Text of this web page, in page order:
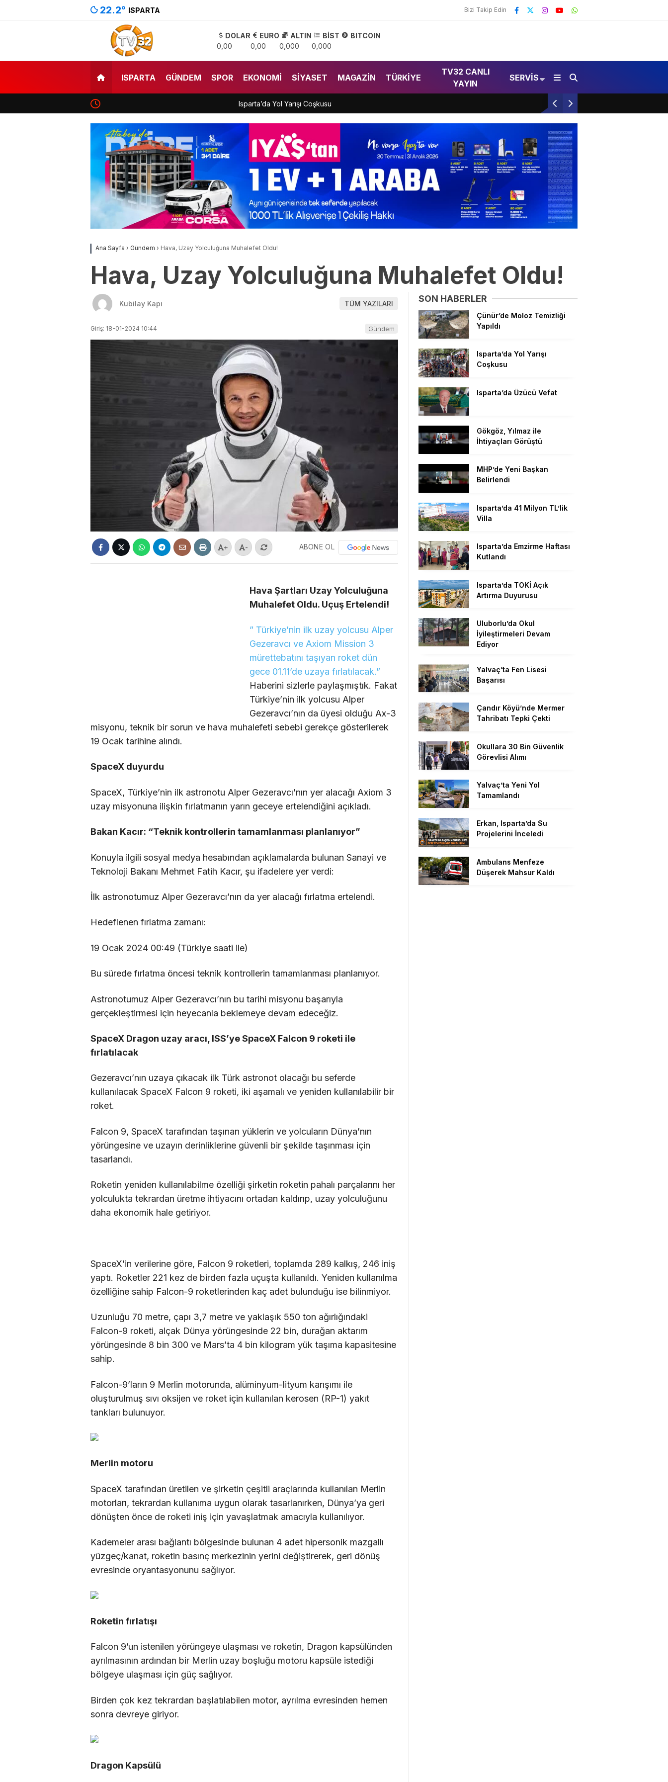
22.2° ISPARTA Bizi Takip Edin
DOLAR
0,00
EURO
0,00
ALTIN
0,000
BİST
0,000
BITCOIN
ISPARTA GÜNDEM SPOR EKONOMI SIYASET MAGAZIN TÜRKIYE
TV32 CANLI
YAYIN
SERVIS
Isparta’da Üzücü Vefat
Ana Sayfa › Gündem › Hava, Uzay Yolculuğuna Muhalefet Oldu!
Hava, Uzay Yolculuğuna Muhalefet Oldu!
Kubilay Kapı TÜM YAZILARI
Giriş: 18-01-2024 10:44 Gündem
+ - ABONE OL
Hava Şartları Uzay Yolculuğuna
Muhalefet Oldu. Uçuş Ertelendi!
” Türkiye’nin ilk uzay yolcusu Alper
Gezeravcı ve Axiom Mission 3
mürettebatını taşıyan roket dün
gece 01.11’de uzaya fırlatılacak.”
Haberini sizlerle paylaşmıştık. Fakat
Türkiye’nin ilk yolcusu Alper
Gezeravcı’nın da üyesi olduğu Ax-3
misyonu, teknik bir sorun ve hava muhalefeti sebebi gerekçe gösterilerek
19 Ocak tarihine alındı.
SpaceX duyurdu
SpaceX, Türkiye’nin ilk astronotu Alper Gezeravcı’nın yer alacağı Axiom 3
uzay misyonuna ilişkin fırlatmanın yarın geceye ertelendiğini açıkladı.
Bakan Kacır: “Teknik kontrollerin tamamlanması planlanıyor”
Konuyla ilgili sosyal medya hesabından açıklamalarda bulunan Sanayi ve
Teknoloji Bakanı Mehmet Fatih Kacır, şu ifadelere yer verdi:
İlk astronotumuz Alper Gezeravcı’nın da yer alacağı fırlatma ertelendi.
Hedeflenen fırlatma zamanı:
19 Ocak 2024 00:49 (Türkiye saati ile)
Bu sürede fırlatma öncesi teknik kontrollerin tamamlanması planlanıyor.
Astronotumuz Alper Gezeravcı’nın bu tarihi misyonu başarıyla
gerçekleştirmesi için heyecanla beklemeye devam edeceğiz.
SpaceX Dragon uzay aracı, ISS’ye SpaceX Falcon 9 roketi ile
fırlatılacak
Gezeravcı’nın uzaya çıkacak ilk Türk astronot olacağı bu seferde
kullanılacak SpaceX Falcon 9 roketi, iki aşamalı ve yeniden kullanılabilir bir
roket.
Falcon 9, SpaceX tarafından taşınan yüklerin ve yolcuların Dünya’nın
yörüngesine ve uzayın derinliklerine güvenli bir şekilde taşınması için
tasarlandı.
Roketin yeniden kullanılabilme özelliği şirketin roketin pahalı parçalarını her
yolculukta tekrardan üretme ihtiyacını ortadan kaldırıp, uzay yolculuğunu
daha ekonomik hale getiriyor.
SpaceX’in verilerine göre, Falcon 9 roketleri, toplamda 289 kalkış, 246 iniş
yaptı. Roketler 221 kez de birden fazla uçuşta kullanıldı. Yeniden kullanılma
özelliğine sahip Falcon-9 roketlerinden kaç adet bulunduğu ise bilinmiyor.
Uzunluğu 70 metre, çapı 3,7 metre ve yaklaşık 550 ton ağırlığındaki
Falcon-9 roketi, alçak Dünya yörüngesinde 22 bin, durağan aktarım
yörüngesinde 8 bin 300 ve Mars’ta 4 bin kilogram yük taşıma kapasitesine
sahip.
Falcon-9’ların 9 Merlin motorunda, alüminyum-lityum karışımı ile
oluşturulmuş sıvı oksijen ve roket için kullanılan kerosen (RP-1) yakıt
tankları bulunuyor.
Merlin motoru
SpaceX tarafından üretilen ve şirketin çeşitli araçlarında kullanılan Merlin
motorları, tekrardan kullanıma uygun olarak tasarlanırken, Dünya’ya geri
dönüşten önce de roketi iniş için yavaşlatmak amacıyla kullanılıyor.
Kademeler arası bağlantı bölgesinde bulunan 4 adet hipersonik mazgallı
yüzgeç/kanat, roketin basınç merkezinin yerini değiştirerek, geri dönüş
evresinde oryantasyonunu sağlıyor.
Roketin fırlatışı
Falcon 9’un istenilen yörüngeye ulaşması ve roketin, Dragon kapsülünden
ayrılmasının ardından bir Merlin uzay boşluğu motoru kapsüle istediği
bölgeye ulaşması için güç sağlıyor.
Birden çok kez tekrardan başlatılabilen motor, ayrılma evresinden hemen
sonra devreye giriyor.
Dragon Kapsülü
SON HABERLER
Çünür’de Moloz Temizliği
Yapıldı
Isparta’da Yol Yarışı
Coşkusu
Isparta’da Üzücü Vefat
Gökgöz, Yılmaz ile
İhtiyaçları Görüştü
MHP’de Yeni Başkan
Belirlendi
Isparta’da 41 Milyon TL’lik
Villa
Isparta’da Emzirme Haftası
Kutlandı
Isparta’da TOKİ Açık
Artırma Duyurusu
Uluborlu’da Okul
İyileştirmeleri Devam
Ediyor
Yalvaç’ta Fen Lisesi
Başarısı
Çandır Köyü’nde Mermer
Tahribatı Tepki Çekti
Okullara 30 Bin Güvenlik
Görevlisi Alımı
Yalvaç’ta Yeni Yol
Tamamlandı
Erkan, Isparta’da Su
Projelerini İnceledi
Ambulans Menfeze
Düşerek Mahsur Kaldı